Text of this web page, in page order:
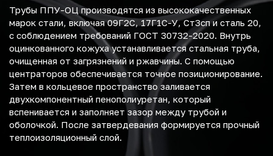
Трубы ППУ-ОЦ производятся из высококачественных
марок стали, включая 09Г2С, 17Г1С-У, Ст3сп и сталь 20,
с соблюдением требований ГОСТ 30732-2020. Внутрь
оцинкованного кожуха устанавливается стальная труба,
очищенная от загрязнений и ржавчины. С помощью
центраторов обеспечивается точное позиционирование.
Затем в кольцевое пространство заливается
двухкомпонентный пенополиуретан, который
вспенивается и заполняет зазор между трубой и
оболочкой. После затвердевания формируется прочный
теплоизоляционный слой.